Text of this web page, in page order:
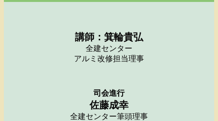
講師：箕輪貴弘
全建センター
アルミ改修担当理事
司会進行
佐藤成幸
全建センター筆頭理事